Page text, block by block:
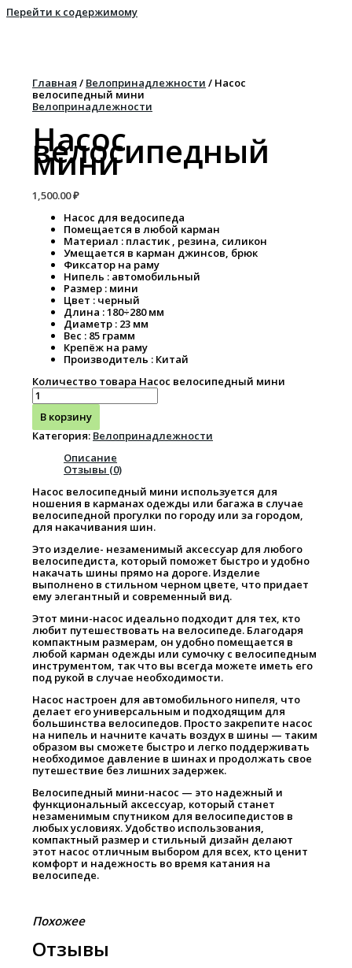
Перейти к содержимому
Главная / Велопринадлежности / Насос
велосипедный мини
Велопринадлежности
Насос
велосипедный
мини
1,500.00₽
Насос для ведосипеда
Помещается в любой карман
Материал : пластик , резина, силикон
Умещается в карман джинсов, брюк
Фиксатор на раму
Нипель : автомобильный
Размер : мини
Цвет : черный
Длина : 180÷280 мм
Диаметр : 23 мм
Вес : 85 грамм
Крепёж на раму
Производитель : Китай
Количество товара Насос велосипедный мини
В корзину
Категория: Велопринадлежности
Описание
Отзывы (0)
Насос велосипедный мини используется для
ношения в карманах одежды или багажа в случае
велосипедной прогулки по городу или за городом,
для накачивания шин.
Это изделие- незаменимый аксессуар для любого
велосипедиста, который поможет быстро и удобно
накачать шины прямо на дороге. Изделие
выполнено в стильном черном цвете, что придает
ему элегантный и современный вид.
Этот мини-насос идеально подходит для тех, кто
любит путешествовать на велосипеде. Благодаря
компактным размерам, он удобно помещается в
любой карман одежды или сумочку с велосипедным
инструментом, так что вы всегда можете иметь его
под рукой в случае необходимости.
Насос настроен для автомобильного нипеля, что
делает его универсальным и подходящим для
большинства велосипедов. Просто закрепите насос
на нипель и начните качать воздух в шины — таким
образом вы сможете быстро и легко поддерживать
необходимое давление в шинах и продолжать свое
путешествие без лишних задержек.
Велосипедный мини-насос — это надежный и
функциональный аксессуар, который станет
незаменимым спутником для велосипедистов в
любых условиях. Удобство использования,
компактный размер и стильный дизайн делают
этот насос отличным выбором для всех, кто ценит
комфорт и надежность во время катания на
велосипеде.
Похожее
Отзывы